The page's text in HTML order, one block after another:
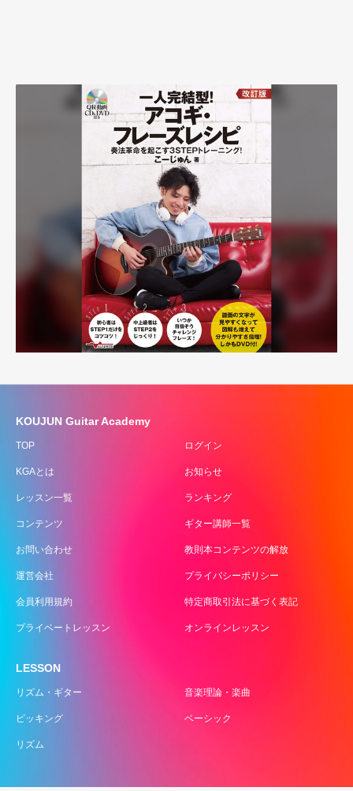
KOUJUN Guitar Academy
TOP ログイン
KGAとは お知らせ
レッスン一覧 ランキング
コンテンツ ギター講師一覧
お問い合わせ 教則本コンテンツの解放
運営会社 プライバシーポリシー
会員利用規約 特定商取引法に基づく表記
プライベートレッスン オンラインレッスン
LESSON
リズム・ギター 音楽理論・楽曲
ピッキング ベーシック
リズム